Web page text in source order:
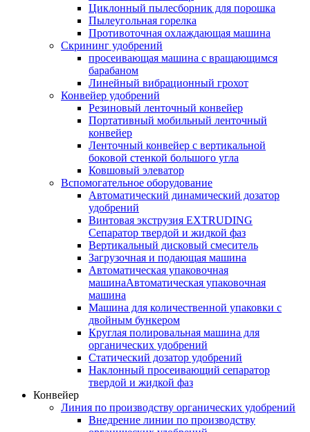
Циклонный пылесборник для порошка
Пылеугольная горелка
Противоточная охлаждающая машина
Скрининг удобрений
просеивающая машина с вращающимся
барабаном
Линейный вибрационный грохот
Конвейер удобрений
Резиновый ленточный конвейер
Портативный мобильный ленточный
конвейер
Ленточный конвейер с вертикальной
боковой стенкой большого угла
Ковшовый элеватор
Вспомогательное оборудование
Автоматический динамический дозатор
удобрений
Винтовая экструзия EXTRUDING
Сепаратор твердой и жидкой фаз
Вертикальный дисковый смеситель
Загрузочная и подающая машина
Автоматическая упаковочная
машинаАвтоматическая упаковочная
машина
Машина для количественной упаковки с
двойным бункером
Круглая полировальная машина для
органических удобрений
Статический дозатор удобрений
Наклонный просеивающий сепаратор
твердой и жидкой фаз
Конвейер
Линия по производству органических удобрений
Внедрение линии по производству